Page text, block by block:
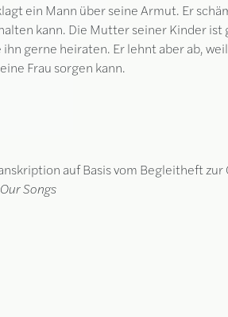
ein Mann über seine Armut. Er
kann. Die Mutter seiner Kinder ist
gerne heiraten. Er lehnt aber ab,
Frau sorgen kann.
auf Basis vom Begleitheft zur
Songs